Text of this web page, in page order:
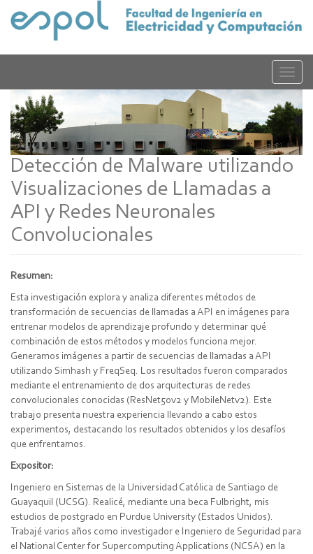
contenido
Toggle
Detección de Malware utilizando
Visualizaciones de Llamadas a
API y Redes Neuronales
Convolucionales
Resumen:
Esta investigación explora y analiza diferentes métodos de
transformación de secuencias de llamadas a API en imágenes para
entrenar modelos de aprendizaje profundo y determinar qué
combinación de estos métodos y modelos funciona mejor.
Generamos imágenes a partir de secuencias de llamadas a API
utilizando Simhash y FreqSeq. Los resultados fueron comparados
mediante el entrenamiento de dos arquitecturas de redes
convolucionales conocidas (ResNet50v2 y MobileNetv2). Este
trabajo presenta nuestra experiencia llevando a cabo estos
experimentos, destacando los resultados obtenidos y los desafíos
que enfrentamos.
Expositor:
Ingeniero en Sistemas de la Universidad Católica de Santiago de
Guayaquil (UCSG). Realicé, mediante una beca Fulbright, mis
estudios de postgrado en Purdue University (Estados Unidos).
Trabajé varios años como investigador e Ingeniero de Seguridad para
el National Center for Supercomputing Applications (NCSA) en la